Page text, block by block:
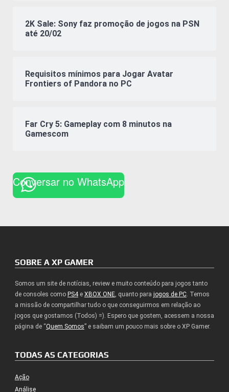
2K Sale: Sony faz promoção de jogos na PSN
até 20/02
Requisitos mínimos para Jogar Avatar
Frontiers of Pandora no PC
Far Cry 5: Gameplay com 8 minutos na
Gamescom
Conversar no WhatsApp
SOBRE A XP GAMER
Somos um site de notícias, review e muito conteúdo para jogos tanto
de consoles como PS4e XBOX ONE, quanto para jogos de PC. Temos
a missão de compartilhar tudo o que conseguirmos em relação ao
jogos que gostamos (Todos) =). Espero que gostem, acessem a nossa
página de “Quem Somos” e saibam um pouco mais sobre o XP Gamer.
TODAS AS CATEGORIAS
Ação
Análise